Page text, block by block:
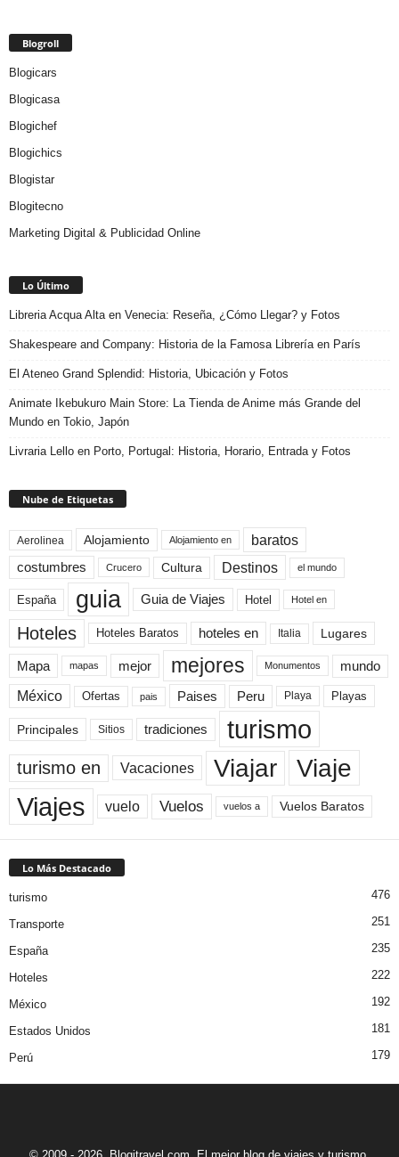
Blogroll
Blogicars
Blogicasa
Blogichef
Blogichics
Blogistar
Blogitecno
Marketing Digital & Publicidad Online
Lo Último
Libreria Acqua Alta en Venecia: Reseña, ¿Cómo Llegar? y Fotos
Shakespeare and Company: Historia de la Famosa Librería en París
El Ateneo Grand Splendid: Historia, Ubicación y Fotos
Animate Ikebukuro Main Store: La Tienda de Anime más Grande del
Mundo en Tokio, Japón
Livraria Lello en Porto, Portugal: Historia, Horario, Entrada y Fotos
Nube de Etiquetas
Aerolinea Alojamiento Alojamiento en baratos
costumbres Crucero Cultura Destinos el mundo
España guia Guia de Viajes Hotel Hotel en
Hoteles Hoteles Baratos hoteles en Italia Lugares
Mapa mapas mejor mejores Monumentos mundo
México Ofertas pais Paises Peru Playa Playas
Principales Sitios tradiciones turismo
turismo en Vacaciones Viajar Viaje
Viajes vuelo Vuelos vuelos a Vuelos Baratos
Lo Más Destacado
turismo 476
Transporte 251
España 235
Hoteles 222
México 192
Estados Unidos 181
Perú 179